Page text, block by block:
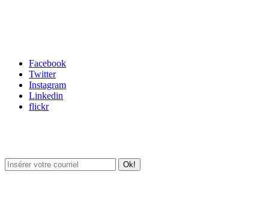
Facebook
Twitter
Instagram
Linkedin
flickr